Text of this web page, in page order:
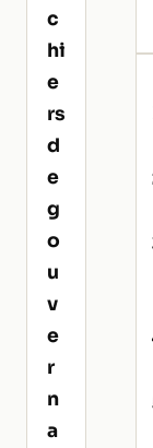
c
hi
e
rs
d
e
g
o
u
v
e
r
n
a